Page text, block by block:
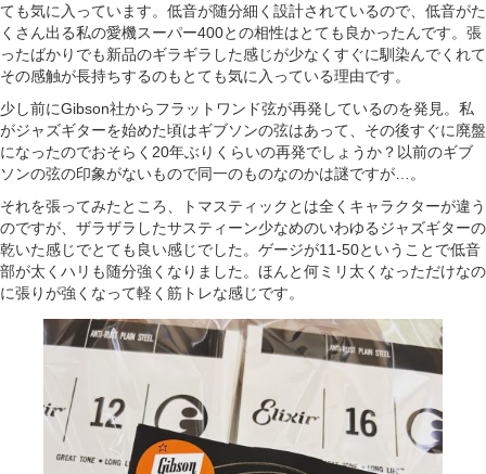
ても気に入っています。低音が随分細く設計されているので、低音がた
くさん出る私の愛機スーパー400との相性はとても良かったんです。張
ったばかりでも新品のギラギラした感じが少なくすぐに馴染んでくれて
その感触が長持ちするのもとても気に入っている理由です。
少し前にGibson社からフラットワンド弦が再発しているのを発見。私
がジャズギターを始めた頃はギブソンの弦はあって、その後すぐに廃盤
になったのでおそらく20年ぶりくらいの再発でしょうか？以前のギブ
ソンの弦の印象がないもので同一のものなのかは謎ですが…。
それを張ってみたところ、トマスティックとは全くキャラクターが違う
のですが、ザラザラしたサスティーン少なめのいわゆるジャズギターの
乾いた感じでとても良い感じでした。ゲージが11-50ということで低音
部が太くハリも随分強くなりました。ほんと何ミリ太くなっただけなの
に張りが強くなって軽く筋トレな感じです。